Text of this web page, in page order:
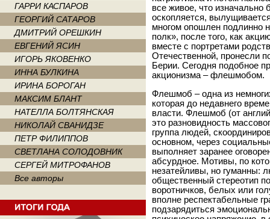
ГАРРИ КАСПАРОВ
ГЕОРГИЙ САТАРОВ
ДМИТРИЙ ОРЕШКИН
ЕВГЕНИЙ ЯСИН
ИГОРЬ ЯКОВЕНКО
ИННА БУЛКИНА
ИРИНА БОРОГАН
МАКСИМ БЛАНТ
НАТЕЛЛА БОЛТЯНСКАЯ
НИКОЛАЙ СВАНИДЗЕ
ПЕТР ФИЛИППОВ
СВЕТЛАНА СОЛОДОВНИК
СЕРГЕЙ МИТРОФАНОВ
Все авторы
все живое, что изначально
оскопляется,
многом опошлен подлинно
полк», после того, как
вместе с портретами
Отечественной, пронесли
Берии. Сегодня подобное
акционизма – флешмобом.
Флешмоб – одна из
которая до недавнего
власти. Флешмоб (от
это разновидность
группа людей,
основном, через
выполняет заранее
абсурдное. Мотивы, по
незатейливы, но гуманны:
общественный стереотип
воротничков, белых или
вполне респектабельные
подзарядиться